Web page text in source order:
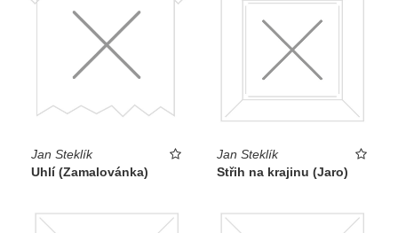
Jan Steklík
Uhlí (Zamalovánka)
Jan Steklík
Střih na krajinu (Jaro)